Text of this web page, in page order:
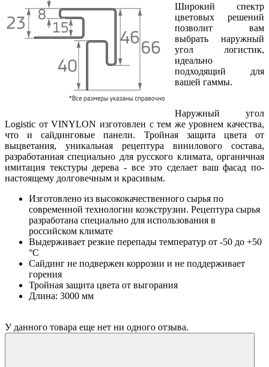
Широкий спектр
цветовых решений
позволит вам
выбрать наружный
угол логистик,
идеально
подходящий для
вашей гаммы.
Наружный угол
Logistic от VINYLON изготовлен с тем же уровнем качества,
что и сайдинговые панели. Тройная защита цвета от
выцветания, уникальная рецептура винилового состава,
разработанная специально для русского климата, органичная
имитация текстуры дерева - все это сделает ваш фасад по-
настоящему долговечным и красивым.
Изготовлено из высококачественного сырья по
современной технологии коэкструзии. Рецептура сырья
разработана специально для использования в
российском климате
Выдерживает резкие перепады температур от -50 до +50
°С
Сайдинг не подвержен коррозии и не поддерживает
горения
Тройная защита цвета от выгорания
Длина: 3000 мм
У данного товара еще нет ни одного отзыва.